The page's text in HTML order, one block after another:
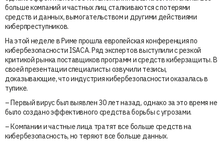
больше компаний и частных лиц сталкиваются с потерями
средств и данных, вымогательством и другими действиями
киберпреступников.
На этой неделе в Риме прошла европейская конференция по
кибербезопасности ISACA. Ряд экспертов выступили с резкой
критикой рынка поставщиков программ и средств киберзащиты. В
своей презентации специалисты озвучили тезисы,
доказывающие, что индустрия кибербезопасности оказалась в
тупике.
– Первый вирус был выявлен 30 лет назад, однако за это время не
было создано эффективного средства борьбы с угрозами.
– Компании и частные лица тратят все больше средств на
кибербезопасность, но теряют все больше данных.